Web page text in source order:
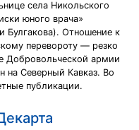
села Никольского
юного врача»
Булгакова). Отношение к
перевороту — резко
Добровольческой армии
на Северный Кавказ. Во
публикации.